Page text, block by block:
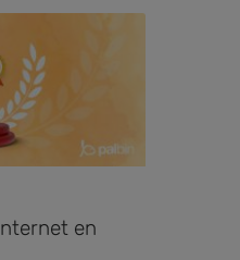
en